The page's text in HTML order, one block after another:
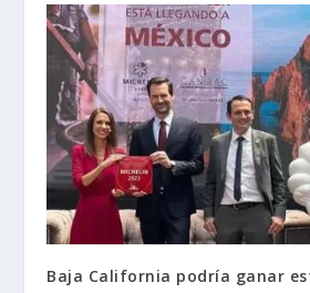
Baja California podría ganar